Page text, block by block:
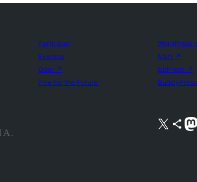
Participar
Eventos
Doar ↗
Five for the Future
Matt ↗
bbPress ↗
BuddyPress
Acessar nossa conta do X (antigo Twitter)
Acessar nossa